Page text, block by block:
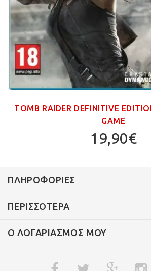
TOMB RAIDER DEFINITIVE
GAME
19,90€
ΠΛΗΡΟΦΟΡΊΕΣ
ΠΕΡΙΣΣΌΤΕΡΑ
Ο ΛΟΓΑΡΙΑΣΜΌΣ ΜΟΥ